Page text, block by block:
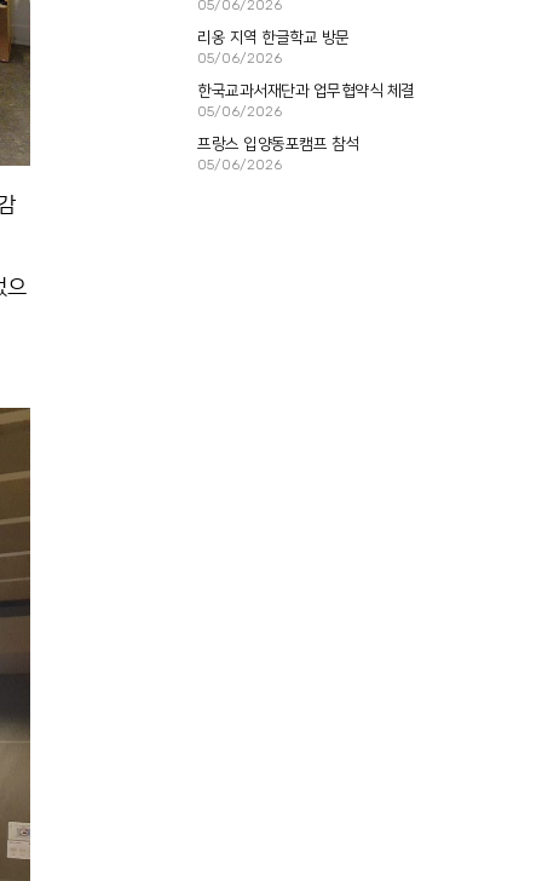
으
05/06/2026
리옹 지역 한글학교 방문
05/06/2026
한국교과서재단과 업무협약식 체결
05/06/2026
프랑스 입양동포캠프 참석
05/06/2026